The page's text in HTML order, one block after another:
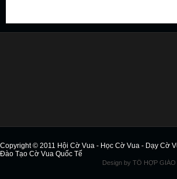
Copyright © 2011 Hội Cờ Vua - Học Cờ Vua - Dạy Cờ
Đào Tạo Cờ Vua Quốc Tế
Design by TỔ HỢP